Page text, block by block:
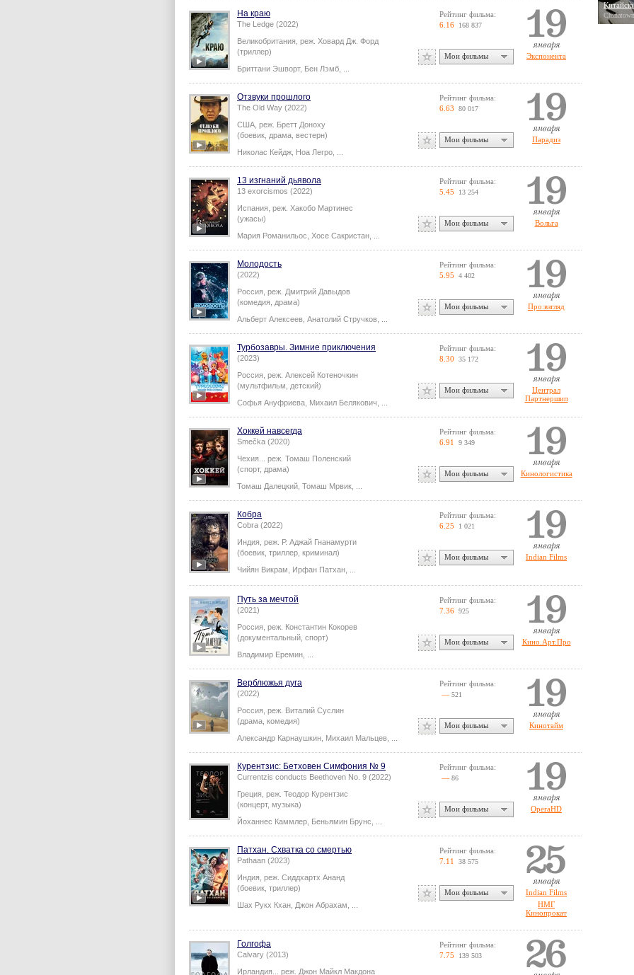
На краю
The Ledge (2022)
Великобритания, реж. Ховард Дж. Форд
(триллер)
Бриттани Эшворт, Бен Лэмб
Экспонента
Рейтинг фильма:
6.16
168 837
Мои фильмы
Отзвуки прошлого
The Old Way (2022)
США, реж. Бретт Доноху
(боевик, драма, вестерн)
Николас Кейдж Ноа Легро
Парадиз
Рейтинг фильма:
6.63 80 017
Мои фильмы
13 изгнаний дьявола
13 exorcismos (2022)
Испания, реж. Хакобо Мартинес
(ужасы)
Мария Романильос Хосе Сакристан
Вольга
Рейтинг фильма:
5.45
13 254
Мои фильмы
Молодость
(2022)
Россия, реж. Дмитрий Давыдов
(комедия, драма)
Альберт Алексеев Анатолий Стручков
Про:взгляд
Рейтинг фильма:
5.95 4 402
Мои фильмы
Турбозавры. Зимние приключения
(2023)
Россия, реж. Алексей Котеночкин
(мультфильм, детский)
Софья Ануфриева Михаил Белякович
Централ
Партнершип
Рейтинг фильма:
8.30 35 172
Мои фильмы
Хоккей навсегда
Smečka (2020)
Чехия... реж. Томаш Поленский
(спорт, драма)
Томаш Далецкий Томаш Мрвик
Кинологистика
Рейтинг фильма:
6.91 9 349
Мои фильмы
Кобра
Cobra (2022)
Индия, реж. Р. Аджай Гнанамурти
(боевик, триллер, криминал)
Чийян Викрам
Ирфан Патхан
Indian Films
Рейтинг фильма:
6.25
1 021
Мои фильмы
Путь за мечтой
(2021)
Россия, реж. Константин Кокорев
(документальный, спорт)
Владимир Еремин
Кино.Арт.Про
Рейтинг фильма:
7.36 925
Мои фильмы
Верблюжья дуга
(2022)
Россия, реж. Виталий Суслин
(драма, комедия)
Александр Карнаушкин Михаил Мальцев
Кинотайм
Рейтинг фильма:
— 521
Мои фильмы
Курентзис: Бетховен Симфония № 9
Currentzis conducts Beethoven No. 9 (2022)
Греция, реж. Теодор Курентзис
(концерт, музыка)
Йоханнес Каммлер Беньямин Брунс
OperaHD
Рейтинг фильма:
— 86
Мои фильмы
Патхан. Схватка со смертью
Pathaan (2023)
Индия, реж. Сиддхартх Ананд
(боевик, триллер)
Шах Рукх Кхан Джон Абрахам
Indian Films
НМГ
Кинопрокат
Рейтинг фильма:
7.11 38 575
Мои фильмы
Голгофа
Calvary (2013)
Ирландия... реж. Джон Майкл Макдона
Рейтинг фильма:
7.75
139 503